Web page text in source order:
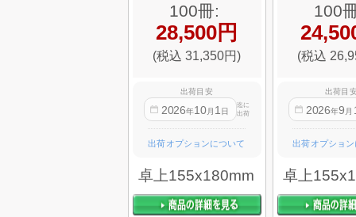
100冊:
28,500円
(税込 31,350円)
出荷目安
2026年10月 1 日
迄に
出荷
出荷オプションについて
卓上155x180mm
100
(税込
出荷目
2026年9 月
出荷オプショ
卓上